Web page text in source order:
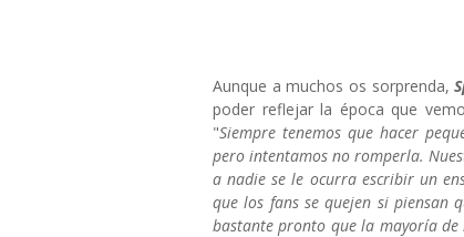
Aunque a muchos os sorprenda,
poder reflejar la época que
"Siempre tenemos que hacer
pero intentamos no romperla.
a nadie se le ocurra escribir un
que los fans se quejen si piensan
bastante pronto que la mayoría